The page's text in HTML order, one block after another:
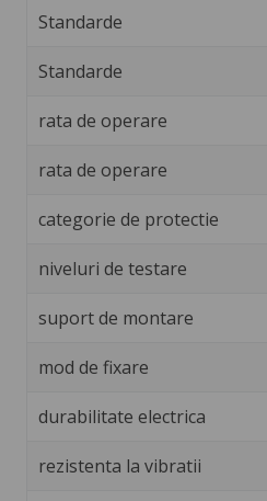
Standarde
Standarde
rata de operare
rata de operare
categorie de protectie
niveluri de testare
suport de montare
mod de fixare
durabilitate electrica
rezistenta la vibratii